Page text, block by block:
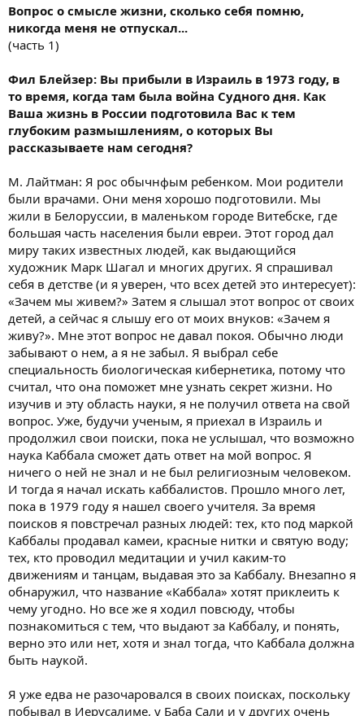
Вопрос о смысле жизни, сколько себя помню,
никогда меня не отпускал...
(часть 1)
Фил Блейзер: Вы прибыли в Израиль в 1973 году, в
то время, когда там была война Судного дня. Как
Ваша жизнь в России подготовила Вас к тем
глубоким размышлениям, о которых Вы
рассказываете нам сегодня?
М. Лайтман: Я рос обычнфым ребенком. Мои родители
были врачами. Они меня хорошо подготовили. Мы
жили в Белоруссии, в маленьком городе Витебске, где
большая часть населения были евреи. Этот город дал
миру таких известных людей, как выдающийся
художник Марк Шагал и многих других. Я спрашивал
себя в детстве (и я уверен, что всех детей это интересует):
«Зачем мы живем?» Затем я слышал этот вопрос от своих
детей, а сейчас я слышу его от моих внуков: «Зачем я
живу?». Мне этот вопрос не давал покоя. Обычно люди
забывают о нем, а я не забыл. Я выбрал себе
специальность биологическая кибернетика, потому что
считал, что она поможет мне узнать секрет жизни. Но
изучив и эту область науки, я не получил ответа на свой
вопрос. Уже, будучи ученым, я приехал в Израиль и
продолжил свои поиски, пока не услышал, что возможно
наука Каббала сможет дать ответ на мой вопрос. Я
ничего о ней не знал и не был религиозным человеком.
И тогда я начал искать каббалистов. Прошло много лет,
пока в 1979 году я нашел своего учителя. За время
поисков я повстречал разных людей: тех, кто под маркой
Каббалы продавал камеи, красные нитки и святую воду;
тех, кто проводил медитации и учил каким-то
движениям и танцам, выдавая это за Каббалу. Внезапно я
обнаружил, что название «Каббала» хотят приклеить к
чему угодно. Но все же я ходил повсюду, чтобы
познакомиться с тем, что выдают за Каббалу, и понять,
верно это или нет, хотя и знал тогда, что Каббала должна
быть наукой.
Я уже едва не разочаровался в своих поисках, поскольку
побывал в Иерусалиме, у Баба Сали и у других очень